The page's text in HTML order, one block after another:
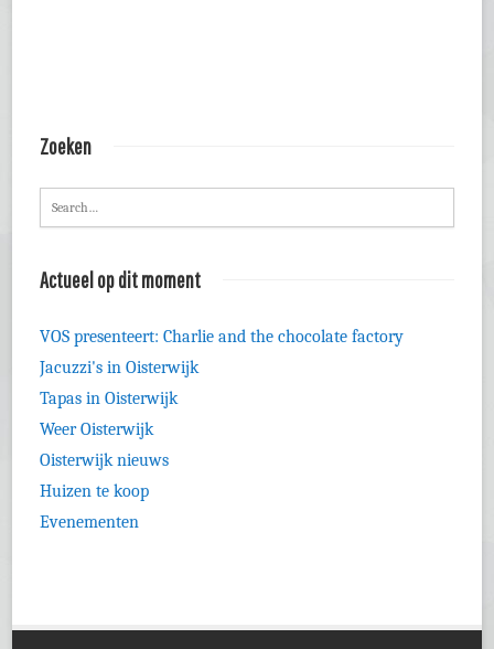
Zoeken
Actueel op dit moment
VOS presenteert: Charlie and the chocolate factory
Jacuzzi's in Oisterwijk
Tapas in Oisterwijk
Weer Oisterwijk
Oisterwijk nieuws
Huizen te koop
Evenementen